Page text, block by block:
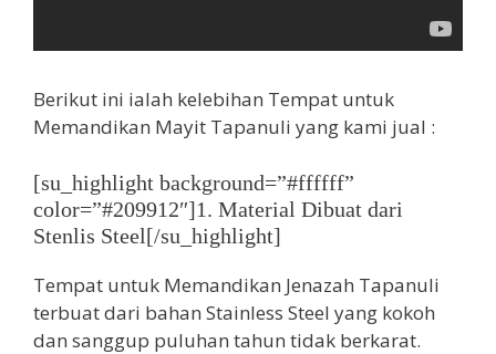
Berikut ini ialah kelebihan Tempat untuk
Memandikan Mayit Tapanuli yang kami jual :
[su_highlight background=”#ffffff”
color=”#209912″]1. Material Dibuat dari
Stenlis Steel[/su_highlight]
Tempat untuk Memandikan Jenazah Tapanuli
terbuat dari bahan Stainless Steel yang kokoh
dan sanggup puluhan tahun tidak berkarat.